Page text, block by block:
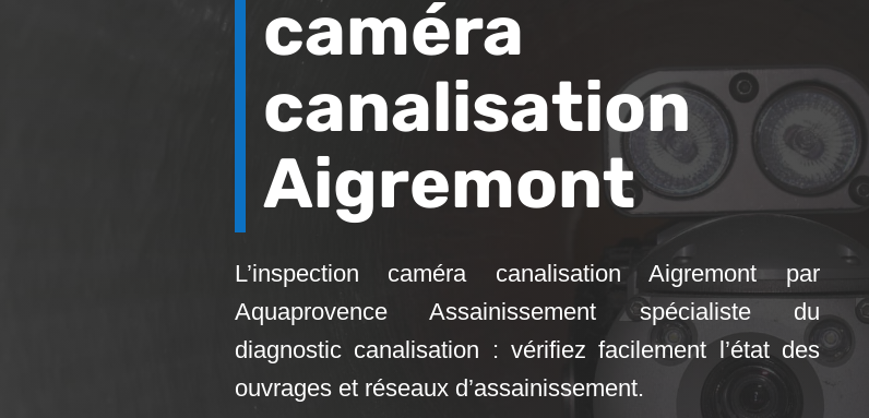
caméra
canalisation
Aigremont
L’inspection caméra canalisation Aigremont par
Aquaprovence Assainissementspécialiste du
diagnostic canalisation : vérifiez facilement l’état des
ouvrages et réseaux d’assainissement.